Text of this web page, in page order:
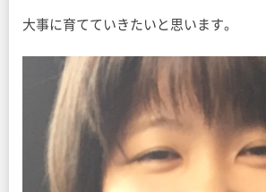
大事に育てていきたいと思います。